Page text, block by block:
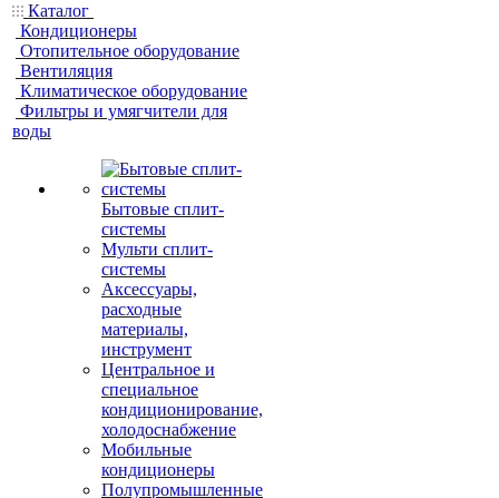
Каталог
Кондиционеры
Отопительное оборудование
Вентиляция
Климатическое оборудование
Фильтры и умягчители для
воды
Бытовые сплит-
системы
Мульти сплит-
системы
Аксессуары,
расходные
материалы,
инструмент
Центральное и
специальное
кондиционирование,
холодоснабжение
Мобильные
кондиционеры
Полупромышленные